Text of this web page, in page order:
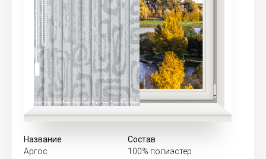
Название
Аргос
Состав
100% полиэстер